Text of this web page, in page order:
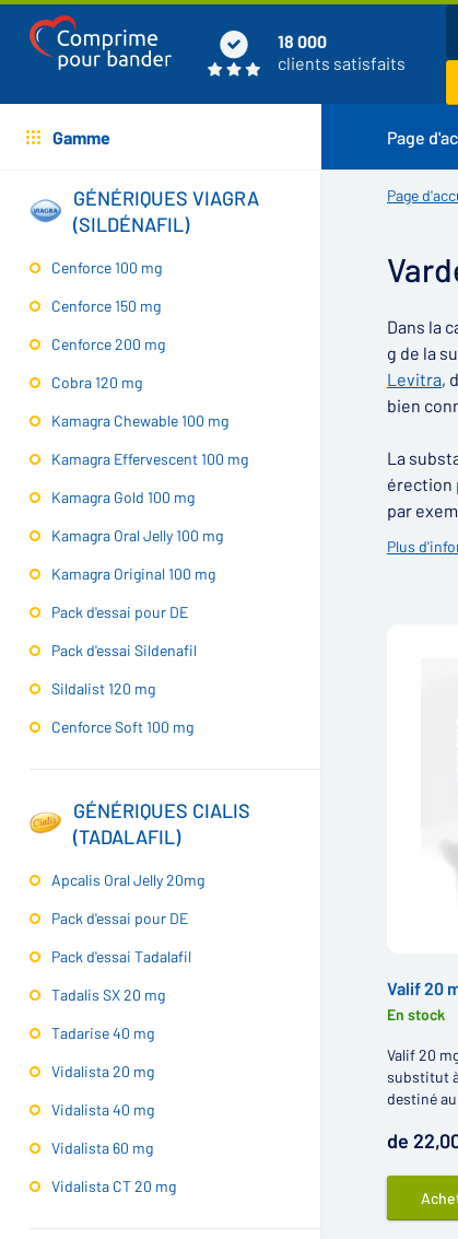
18 000
clients satisfaits
Gamme Page
GÉNÉRIQUES VIAGRA
(SILDÉNAFIL)
Cenforce 100 mg
Cenforce 150 mg
Cenforce 200 mg
Cobra 120 mg
Kamagra Chewable 100 mg
Kamagra Effervescent 100 mg
Kamagra Gold 100 mg
Kamagra Oral Jelly 100 mg
Kamagra Original 100 mg
Pack d'essai pour DE
Pack d'essai Sildenafil
Sildalist 120 mg
Cenforce Soft 100 mg
GÉNÉRIQUES CIALIS
(TADALAFIL)
Apcalis Oral Jelly 20mg
Pack d'essai pour DE
Pack d'essai Tadalafil
Tadalis SX 20 mg
Tadarise 40 mg
Vidalista 20 mg
Vidalista 40 mg
Vidalista 60 mg
Vidalista CT 20 mg
Page
Dans la
g de la
Levitra,
bien
La
érection
par
Plus
Valif 20
En stock
Valif 20
substitut
destiné
de